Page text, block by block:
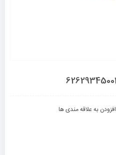
افزودن به علاقه مندی ها